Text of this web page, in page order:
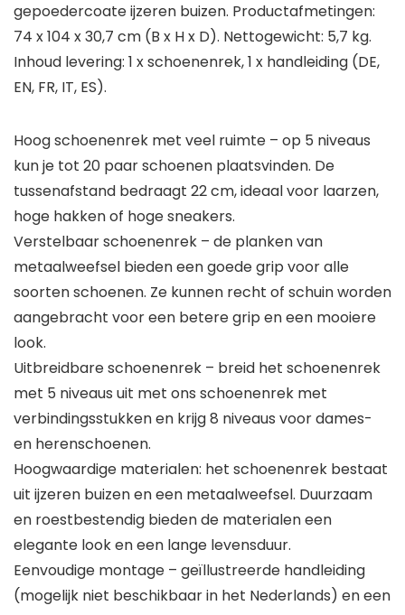
gepoedercoate ijzeren buizen. Productafmetingen:
74 x 104 x 30,7 cm (B x H x D). Nettogewicht: 5,7 kg.
Inhoud levering: 1 x schoenenrek, 1 x handleiding (DE,
EN, FR, IT, ES).
Hoog schoenenrek met veel ruimte – op 5 niveaus
kun je tot 20 paar schoenen plaatsvinden. De
tussenafstand bedraagt 22 cm, ideaal voor laarzen,
hoge hakken of hoge sneakers.
Verstelbaar schoenenrek – de planken van
metaalweefsel bieden een goede grip voor alle
soorten schoenen. Ze kunnen recht of schuin worden
aangebracht voor een betere grip en een mooiere
look.
Uitbreidbare schoenenrek – breid het schoenenrek
met 5 niveaus uit met ons schoenenrek met
verbindingsstukken en krijg 8 niveaus voor dames-
en herenschoenen.
Hoogwaardige materialen: het schoenenrek bestaat
uit ijzeren buizen en een metaalweefsel. Duurzaam
en roestbestendig bieden de materialen een
elegante look en een lange levensduur.
Eenvoudige montage – geïllustreerde handleiding
(mogelijk niet beschikbaar in het Nederlands) en een